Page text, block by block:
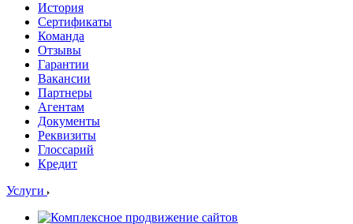
История
Сертификаты
Команда
Отзывы
Гарантии
Вакансии
Партнеры
Агентам
Документы
Реквизиты
Глоссарий
Кредит
Услуги